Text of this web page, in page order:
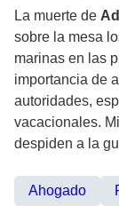
La muerte de
sobre la mesa
marinas en las
importancia de
autoridades,
vacacionales.
despiden a la
Ahogado